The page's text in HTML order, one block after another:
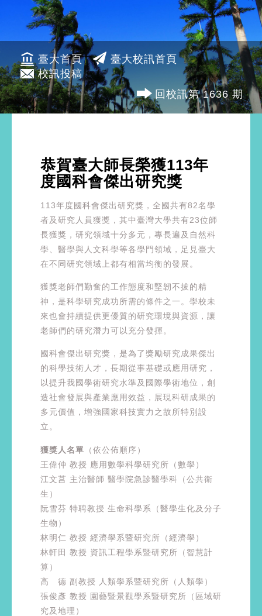
臺大首頁
臺大校訊首頁
校訊投稿
回校訊第 1636 期
恭賀臺大師長榮獲113年
度國科會傑出研究獎
113年度國科會傑出研究獎，全國共有82名學
者及研究人員獲獎，其中臺灣大學共有23位師
長獲獎，研究領域十分多元，專長遍及自然科
學、醫學與人文科學等各學門領域，足見臺大
在不同研究領域上都有相當均衡的發展。
獲獎老師們勤奮的工作態度和堅韌不拔的精
神，是科學研究成功所需的條件之一。學校未
來也會持續提供更優質的研究環境與資源，讓
老師們的研究潛力可以充分發揮。
國科會傑出研究獎，是為了獎勵研究成果傑出
的科學技術人才，長期從事基礎或應用研究，
以提升我國學術研究水準及國際學術地位，創
造社會發展與產業應用效益，展現科研成果的
多元價值，增強國家科技實力之故所特別設
立。
獲獎人名單 （依公佈順序）
王偉仲 教授 應用數學科學研究所（數學）
江文莒 主治醫師 醫學院急診醫學科（公共衛
生）
阮雪芬 特聘教授 生命科學系（醫學生化及分子
生物）
林明仁 教授 經濟學系暨研究所（經濟學）
林軒田 教授 資訊工程學系暨研究所（智慧計
算）
高 德 副教授 人類學系暨研究所（人類學）
張俊彥 教授 園藝暨景觀學系暨研究所（區域研
究及地理）